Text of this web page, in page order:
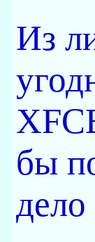
Из
бы
дело